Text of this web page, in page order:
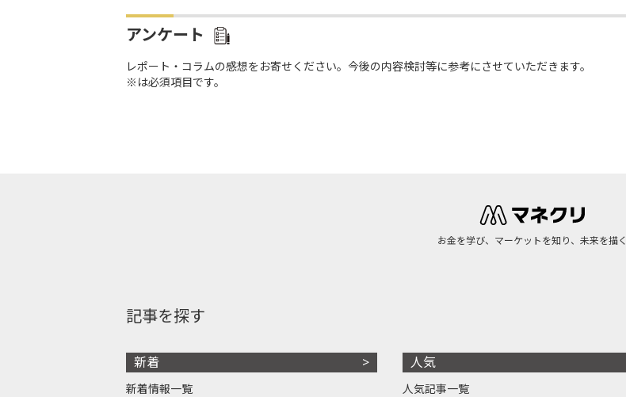
アンケート
レポート・コラムの感想をお寄せください。今後の内容検討等に参考にさせていただきます。
※は必須項目です。
お金を学び、マーケットを知り、未来を描く
記事を探す
新着
新着情報一覧
人気
人気記事一覧